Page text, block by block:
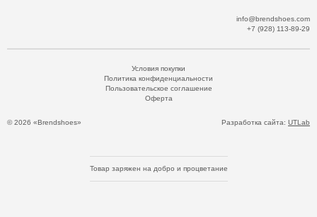
info@brendshoes.com
+7 (928) 113-89-29
© 2026 «Brendshoes»
Условия покупки
Политика конфиденциальности
Пользовательское соглашение
Оферта
Разработка сайта: UTLab
Товар заряжен на добро и процветание